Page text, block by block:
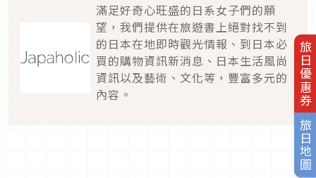
旅日優惠券
旅日地圖
滿足好奇心旺盛的日系女子們的願
望，我們提供在旅遊書上絕對找不到
的日本在地即時觀光情報、到日本必
買的購物資訊新消息、日本生活風尚
資訊以及藝術、文化等，豐富多元的
內容。